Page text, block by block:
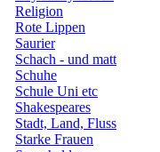
Religion
Rote Lippen
Saurier
Schach - und matt
Schuhe
Schule Uni etc
Shakespeares
Stadt, Land, Fluss
Starke Frauen